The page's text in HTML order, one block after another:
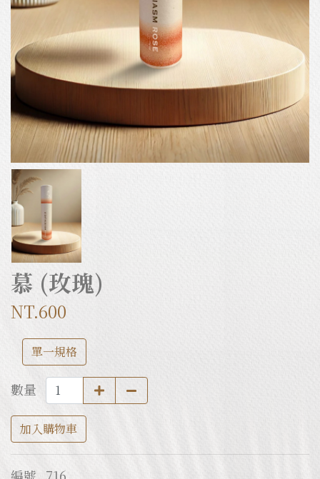
慕 (玫瑰)
NT.600
單一規格
數量
加入購物車
編號 716